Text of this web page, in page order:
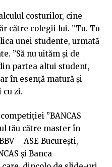
costurilor, cine
către colegii lui. ”Tu. Tu
unei studente, urmată
”Să nu uităm și de
partea altui student,
în esență matură și
cu zi.
”BANCAS
tău către master în
– ASE București,
și Banca